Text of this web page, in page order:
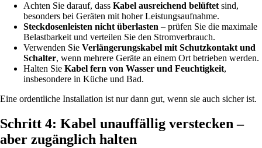
Achten Sie darauf, dass Kabel ausreichend belüftet sind,
besonders bei Geräten mit hoher Leistungsaufnahme.
Steckdosenleisten nicht überlasten – prüfen Sie die maximale
Belastbarkeit und verteilen Sie den Stromverbrauch.
Verwenden Sie Verlängerungskabel mit Schutzkontakt und
Schalter, wenn mehrere Geräte an einem Ort betrieben werden.
Halten Sie Kabel fern von Wasser und Feuchtigkeit,
insbesondere in Küche und Bad.
Eine ordentliche Installation ist nur dann gut, wenn sie auch sicher ist.
Schritt 4: Kabel unauffällig verstecken –
aber zugänglich halten